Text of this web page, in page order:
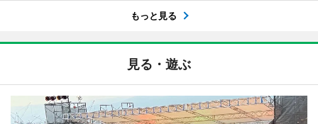
もっと見る
見る・遊ぶ